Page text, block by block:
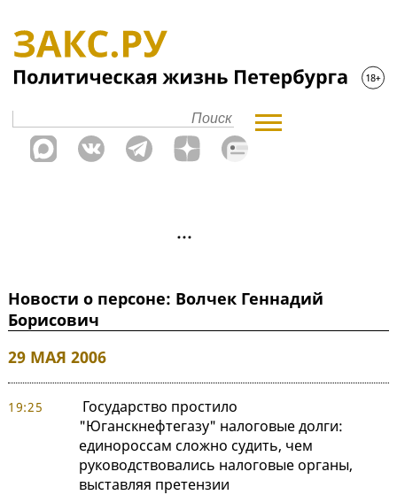
Новости о персоне: Волчек Геннадий
Борисович
29 МАЯ 2006
19:25
Государство простило
"Юганскнефтегазу" налоговые долги:
единороссам сложно судить, чем
руководствовались налоговые органы,
выставляя претензии